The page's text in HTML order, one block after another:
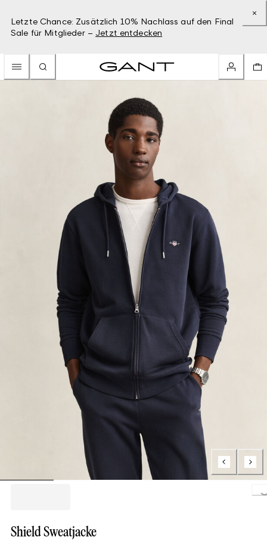
Letzte Chance: Zusätzlich 10% Nachlass auf den Final
Sale für Mitglieder – Jetzt entdecken
Shield Sweatjacke